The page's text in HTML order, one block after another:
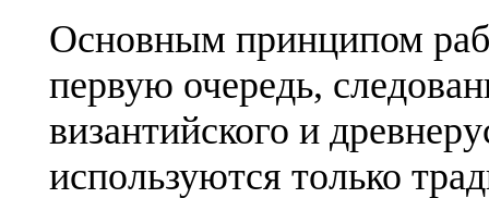
Основным принципом
первую очередь,
византийского и
используются только